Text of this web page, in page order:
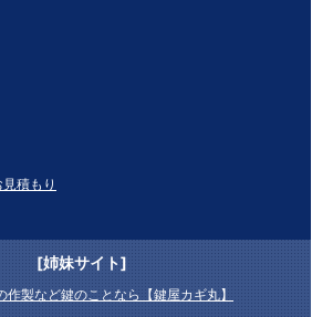
積もり
[姉妹サイト]
作製など鍵のことなら【鍵屋カギ丸】